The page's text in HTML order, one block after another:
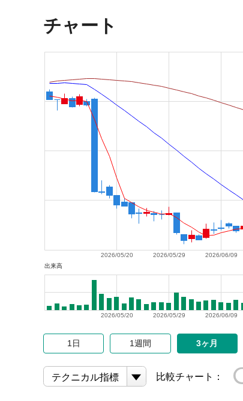
チャート
2026/06/09
2026/05/29
2026/05/20
出来高
2026/06/09
2026/05/29
2026/05/20
1日 1週間 3ヶ月
テクニカル指標 比較チャート：